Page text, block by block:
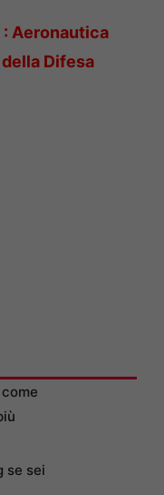
Aeronautica
Difesa
se sei